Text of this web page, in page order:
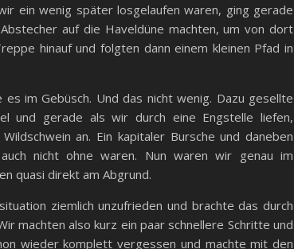
ein wenig später losgelaufen waren, ging gerade
auf die Haveldüne machten, um von dort
hinauf und folgten dann einem kleinen Pfad in
im Gebüsch. Und das nicht wenig. Dazu gesellte
und gerade als wir durch eine Engstelle liefen,
an. Ein kapitaler Bursche und daneben
nicht ohne waren. Nun waren wir genau im
quasi direkt am Abgrund.
ziemlich unzufrieden und brachte das durch
machten also kurz ein paar schnellere Schritte und
wieder komplett vergessen und machte mit den